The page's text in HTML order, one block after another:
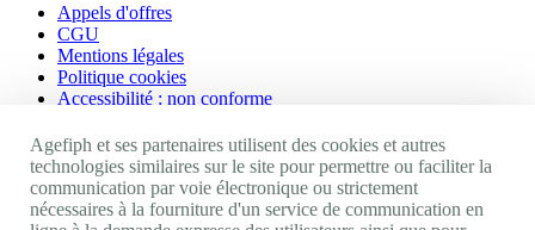
Appels d'offres
CGU
Mentions légales
Politique cookies
Accessibilité : non conforme
Nos autres sites
Site portail Agefiph
Activateur de progrès
Agefiph et ses partenaires utilisent des cookies et autres
technologies similaires sur le site pour permettre ou faciliter la
communication par voie électronique ou strictement
nécessaires à la fourniture d'un service de communication en